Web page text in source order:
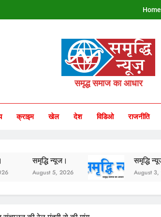
Home
Samachar
समृद्ध समाज का आधार
क्राइम खेल देश विडिओ राजनीति
न्यूज।
5, 2026
समृद्धि न्यूज।
August 3, 2026